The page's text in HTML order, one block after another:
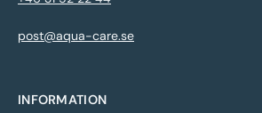
post@aqua-care.se
INFORMATION